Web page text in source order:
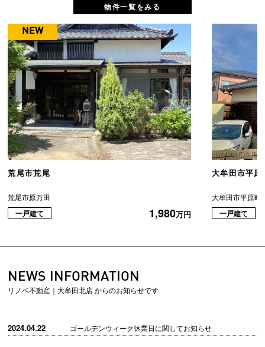
物件一覧をみる
NEW
荒尾市荒尾
荒尾市原万田
一戸建て 1,980万円
大牟田市平
大牟田市平原町
一戸建て
NEWS INFORMATION
リノベ不動産｜大牟田北店 からのお知らせです
2024.04.22 ゴールデンウィーク休業日に関してお知らせ